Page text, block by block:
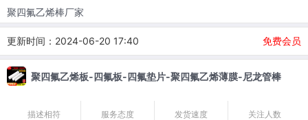
聚四氟乙烯棒厂家
更新时间：2024-06-20 17:40 免费会员
聚四氟乙烯板-四氟板-四氟垫片-聚四氟乙烯薄膜-尼龙管棒
描述相符
服务态度
发货速度
关注人数